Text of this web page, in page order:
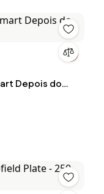
Depois do